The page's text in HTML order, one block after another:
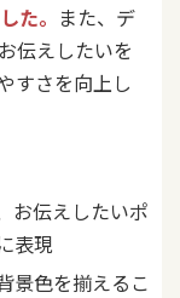
た。 また、デ
伝えしたいを
すさを向上し
お伝えしたいポ
表現
景色を揃えるこ